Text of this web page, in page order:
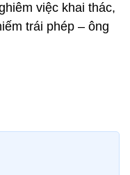
việc khai thác,
trái phép – ông